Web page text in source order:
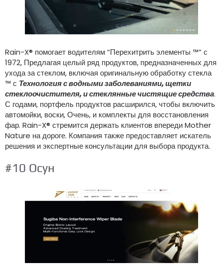
Rain-X® помогает водителям “Перехитрить элементы ™” с
1972, Предлагая целый ряд продуктов, предназначенных для
ухода за стеклом, включая оригинальную обработку стекла
™ с Технология с водными заболеваниями, щетки
стеклоочистителя, и стеклянные чистящие средства.
С годами, портфель продуктов расширился, чтобы включить
автомойки, воски, Очень, и комплекты для восстановления
фар. Rain-X® стремится держать клиентов впереди Mother
Nature на дороге. Компания также предоставляет искатель
решения и экспертные консультации для выбора продукта.
#10 Осун